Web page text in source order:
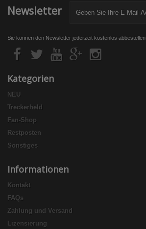
Newsletter
Sie können den Newsletter jederzeit kostenlos abbestellen.
Kategorien
NEU
Treckerheld
Fan-Shop
Restposten
Sonstiges
Informationen
Kontakt
FAQs
Zahlung und Versand
Lizensierung